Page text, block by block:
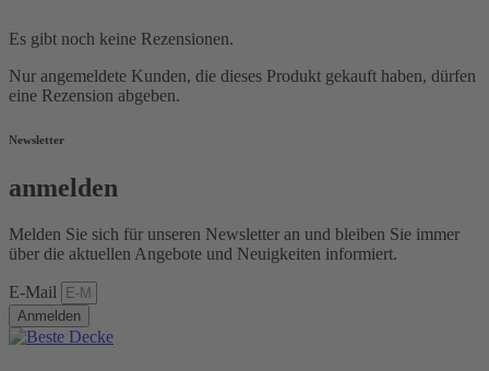
Es gibt noch keine Rezensionen.
Nur angemeldete Kunden, die dieses Produkt gekauft haben, dürfen
eine Rezension abgeben.
Newsletter
anmelden
Melden Sie sich für unseren Newsletter an und bleiben Sie immer
über die aktuellen Angebote und Neuigkeiten informiert.
E-Mail
Anmelden